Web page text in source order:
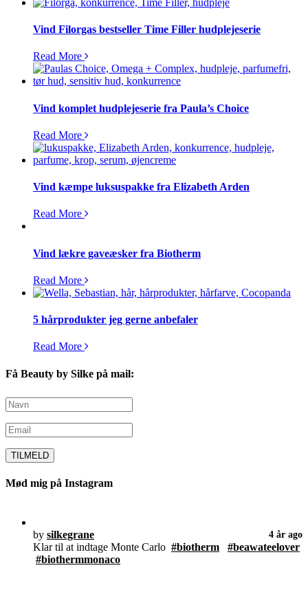
Vind Filorgas bestseller Time Filler hudplejeserie
Read More
Vind komplet hudplejeserie fra Paula’s Choice
Read More
Vind kæmpe luksuspakke fra Elizabeth Arden
Read More
Vind lækre gaveæsker fra Biotherm
Read More
5 hårprodukter jeg gerne anbefaler
Read More
Få Beauty by Silke på mail:
Mød mig på Instagram
by silkegrane 4 år ago
Klar til at indtage Monte Carlo #biotherm
#beawateelover
#biothermmonaco